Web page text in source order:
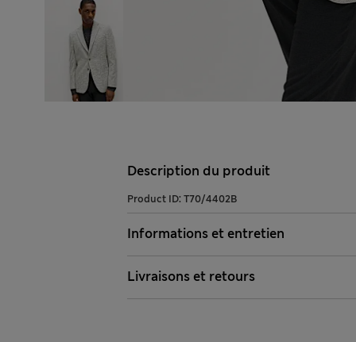
Description du produit
Product ID: T70/4402B
Informations et entretien
Livraisons et retours